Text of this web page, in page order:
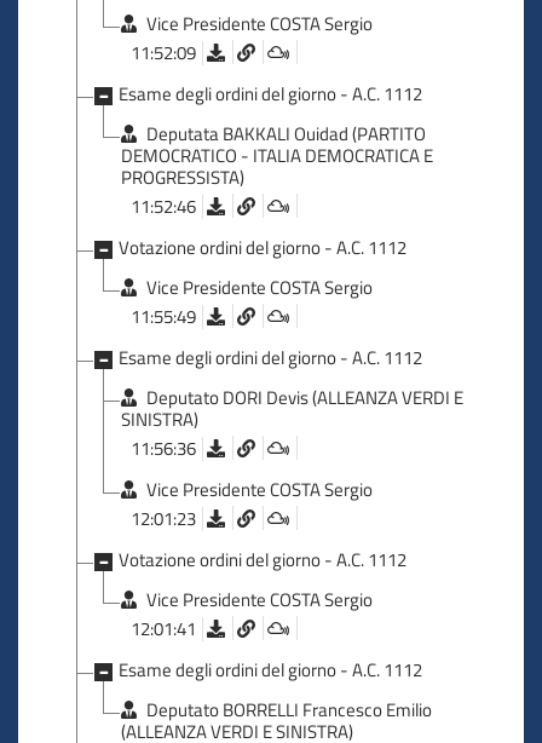
Vice Presidente COSTA Sergio
11:52:09
Esame degli ordini del giorno - A.C. 1112
Deputata BAKKALI Ouidad (PARTITO
DEMOCRATICO - ITALIA DEMOCRATICA E
PROGRESSISTA)
11:52:46
Votazione ordini del giorno - A.C. 1112
Vice Presidente COSTA Sergio
11:55:49
Esame degli ordini del giorno - A.C. 1112
Deputato DORI Devis (ALLEANZA VERDI E
SINISTRA)
11:56:36
Vice Presidente COSTA Sergio
12:01:23
Votazione ordini del giorno - A.C. 1112
Vice Presidente COSTA Sergio
12:01:41
Esame degli ordini del giorno - A.C. 1112
Deputato BORRELLI Francesco Emilio
(ALLEANZA VERDI E SINISTRA)